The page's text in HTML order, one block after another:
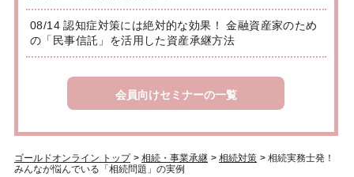
08/14 認知症対策には絶対的な効果！ 金融資産家のため
の「民事信託」を活用した資産承継方法
会員向けセミナーの一覧
ゴールドオンライン トップ > 相続・事業承継 > 相続対策 > 相続実務士発！
みんなが悩んでいる「相続問題」の実例